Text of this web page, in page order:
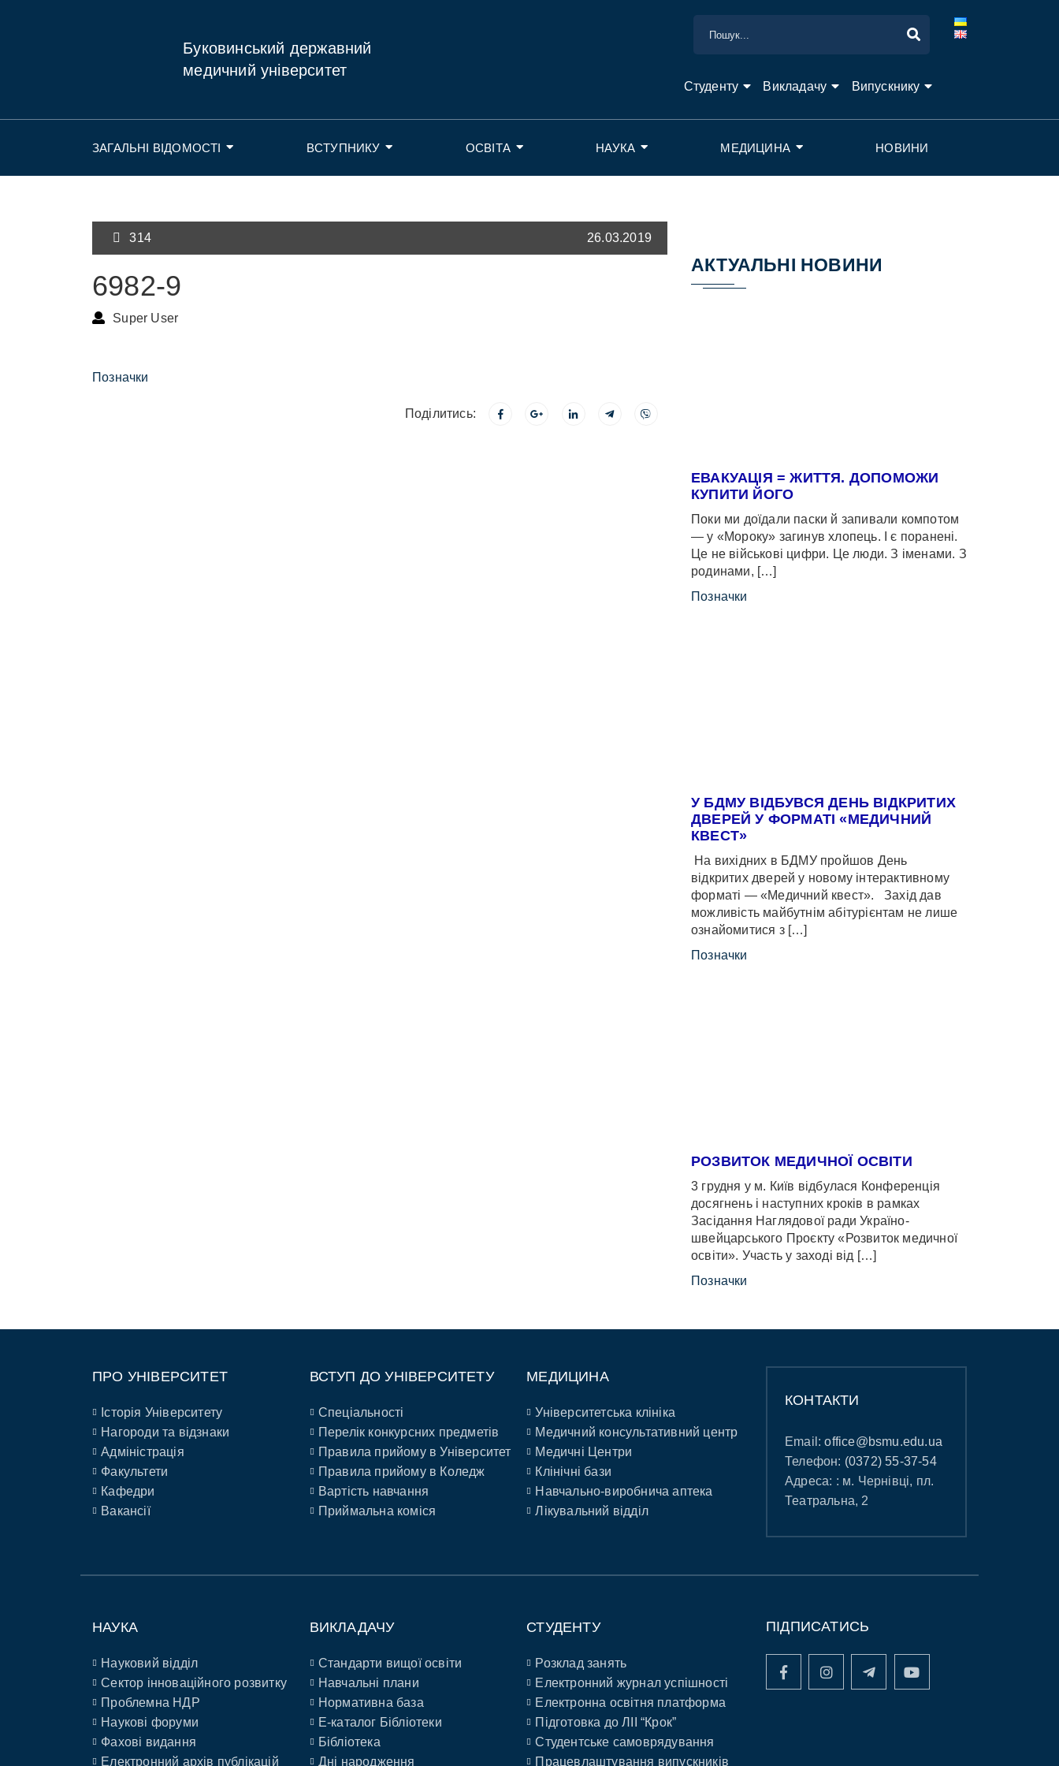
Буковинський державний
медичний університет
Студенту Викладачу Випускнику
ЗАГАЛЬНІ ВІДОМОСТІ ВСТУПНИКУ ОСВІТА НАУКА МЕДИЦИНА НОВИНИ
314 26.03.2019
6982-9
Super User
Позначки
Поділитись:
АКТУАЛЬНІ НОВИНИ
ЕВАКУАЦІЯ = ЖИТТЯ. ДОПОМОЖИ
КУПИТИ ЙОГО
Поки ми доїдали паски й запивали компотом
— у «Мороку» загинув хлопець. І є поранені.
Це не військові цифри. Це люди. З іменами. З
родинами, […]
Позначки
У БДМУ ВІДБУВСЯ ДЕНЬ ВІДКРИТИХ
ДВЕРЕЙ У ФОРМАТІ «МЕДИЧНИЙ
КВЕСТ»
На вихідних в БДМУ пройшов День
відкритих дверей у новому інтерактивному
форматі — «Медичний квест». Захід дав
можливість майбутнім абітурієнтам не лише
ознайомитися з […]
Позначки
РОЗВИТОК МЕДИЧНОЇ ОСВІТИ
3 грудня у м. Київ відбулася Конференція
досягнень і наступних кроків в рамках
Засідання Наглядової ради Україно-
швейцарського Проєкту «Розвиток медичної
освіти». Участь у заході від […]
Позначки
ПРО УНІВЕРСИТЕТ
Історія Університету
Нагороди та відзнаки
Адміністрація
Факультети
Кафедри
Вакансії
ВСТУП ДО УНІВЕРСИТЕТУ
Спеціальності
Перелік конкурсних предметів
Правила прийому в Університет
Правила прийому в Коледж
Вартість навчання
Приймальна коміся
МЕДИЦИНА
Університетська клініка
Медичний консультативний центр
Медичні Центри
Клінічні бази
Навчально-виробнича аптека
Лікувальний відділ
КОНТАКТИ
Email:office@bsmu.edu.ua
Телефон: (0372) 55-37-54
Адреса: : м. Чернівці, пл.
Театральна, 2
НАУКА
Науковий відділ
Сектор інноваційного розвитку
Проблемна НДР
Наукові форуми
Фахові видання
Електронний архів публікацій
ВИКЛАДАЧУ
Стандарти вищої освіти
Навчальні плани
Нормативна база
E-каталог Бібліотеки
Бібліотека
Дні народження
СТУДЕНТУ
Розклад занять
Електронний журнал успішності
Електронна освітня платформа
Підготовка до ЛІІ “Крок”
Студентське самоврядування
Працевлаштування випускників
ПІДПИСАТИСЬ